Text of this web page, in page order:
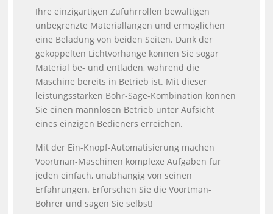
Ihre einzigartigen Zufuhrrollen bewältigen
unbegrenzte Materiallängen und ermöglichen
eine Beladung von beiden Seiten. Dank der
gekoppelten Lichtvorhänge können Sie sogar
Material be- und entladen, während die
Maschine bereits in Betrieb ist. Mit dieser
leistungsstarken Bohr-Säge-Kombination können
Sie einen mannlosen Betrieb unter Aufsicht
eines einzigen Bedieners erreichen.
Mit der Ein-Knopf-Automatisierung machen
Voortman-Maschinen komplexe Aufgaben für
jeden einfach, unabhängig von seinen
Erfahrungen. Erforschen Sie die Voortman-
Bohrer und sägen Sie selbst!